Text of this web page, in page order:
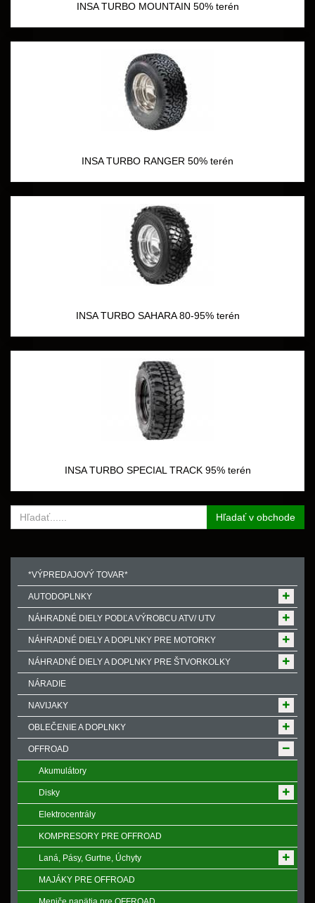
INSA TURBO MOUNTAIN 50% terén
INSA TURBO RANGER 50% terén
INSA TURBO SAHARA 80-95% terén
INSA TURBO SPECIAL TRACK 95% terén
Hľadať v obchode
*VÝPREDAJOVÝ TOVAR*
AUTODOPLNKY
NÁHRADNÉ DIELY PODĽA VÝROBCU ATV/ UTV
NÁHRADNÉ DIELY A DOPLNKY PRE MOTORKY
NÁHRADNÉ DIELY A DOPLNKY PRE ŠTVORKOLKY
NÁRADIE
NAVIJAKY
OBLEČENIE A DOPLNKY
OFFROAD
Akumulátory
Disky
Elektrocentrály
KOMPRESORY PRE OFFROAD
Laná, Pásy, Gurtne, Úchyty
MAJÁKY PRE OFFROAD